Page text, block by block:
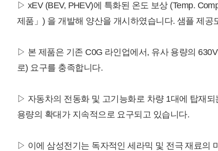
▷ xEV (BEV, PHEV)에 특화된 온도 보상 (Temp.
제품」) 을 개발해 양산을 개시하였습니다. 샘플 제공
▷ 본 제품은 기존 C0G 라인업에서, 유사 용량의
로) 요구를 충족합니다.
▷ 자동차의 전동화 및 고기능화로 차량 1대에 탑재
용량의 확대가 지속적으로 요구되고 있습니다.
▷ 이에 삼성전기는 독자적인 세라믹 및 전극 재료의